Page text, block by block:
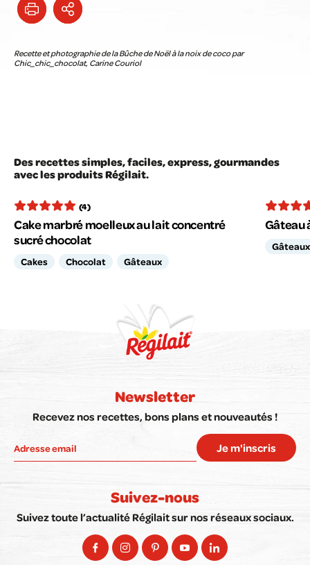
Recette et photographie de la Bûche de Noël à la noix de coco par
Chic_chic_chocolat, Carine Couriol
Des recettes simples, faciles, express, gourmandes
avec les produits Régilait.
(4)
Cake marbré moelleux au lait concentré
sucré chocolat
Cakes Chocolat Gâteaux
Gâteau
Gâteaux
Newsletter
Recevez nos recettes, bons plans et nouveautés !
Je m'inscris
Suivez-nous
Suivez toute l’actualité Régilait sur nos réseaux sociaux.